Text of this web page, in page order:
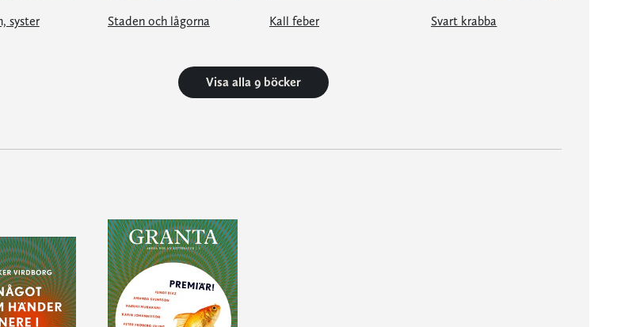
syster Staden och lågorna Kall feber Svart krabba
Visa alla 9 böcker